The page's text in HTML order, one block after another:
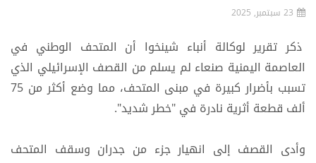
23 سبتمبر, 2025
ذكر تقرير لوكالة أنباء شينخوا أن المتحف الوطني في
العاصمة اليمنية صنعاء لم يسلم من القصف الإسرائيلي الذي
تسبب بأضرار كبيرة في مبنى المتحف، مما وضع أكثر من 75
ألف قطعة أثرية نادرة في "خطر شديد".
وأدى القصف إلى انهيار جزء من جدران وسقف المتحف